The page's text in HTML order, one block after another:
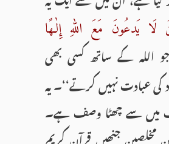
لَا یَدعُونَ مَعَ اللّٰهِ إِلٰـهًا
اللہ کے ساتھ کسی بھی
عبادت نہیں کرتے‘‘۔ یہ
میں سے چھٹا وصف ہے۔
مخلصین جنھیں قرآنِ کریم